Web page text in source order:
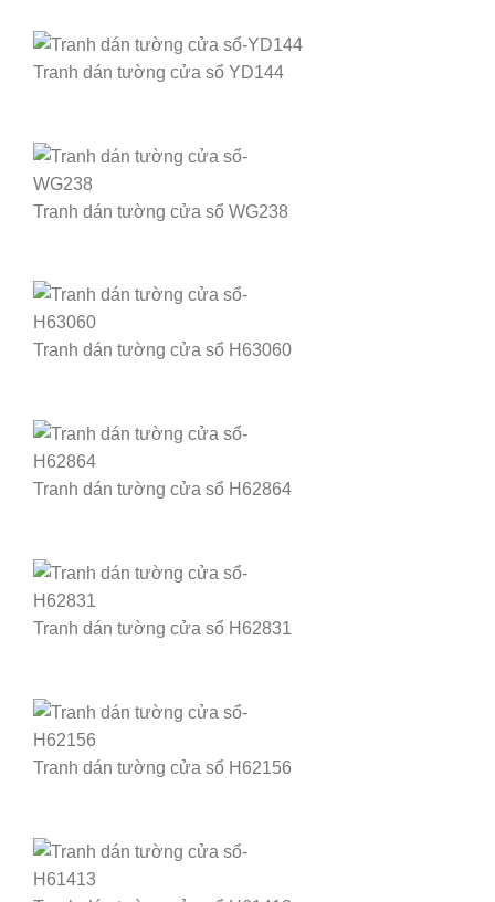
Tranh dán tường cửa sổ YD144
Tranh dán tường cửa sổ WG238
Tranh dán tường cửa sổ H63060
Tranh dán tường cửa sổ H62864
Tranh dán tường cửa sổ H62831
Tranh dán tường cửa sổ H62156